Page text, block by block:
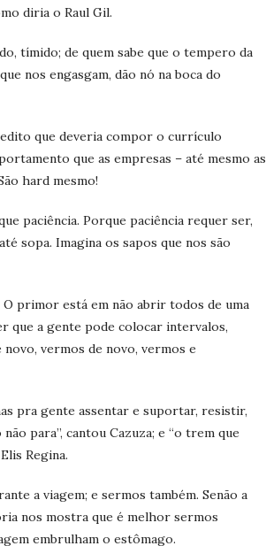
diria o Raul Gil.
tímido; de quem sabe que o tempero da
nos engasgam, dão nó na boca do
que deveria compor o currículo
que as empresas – até mesmo as
hard mesmo!
paciência. Porque paciência requer ser,
sopa. Imagina os sapos que nos são
primor está em não abrir todos de uma
que a gente pode colocar intervalos,
vermos de novo, vermos e
pra gente assentar e suportar, resistir,
para”, cantou Cazuza; e “o trem que
Regina.
a viagem; e sermos também. Senão a
nos mostra que é melhor sermos
embrulham o estômago.